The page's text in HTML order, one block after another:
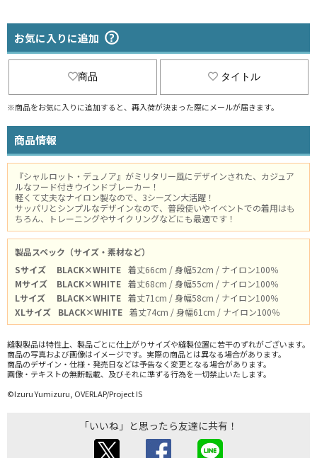
お気に入りに追加
商品 タイトル
※商品をお気に入りに追加すると、再入荷が決まった際にメールが届きます。
商品情報
『シャルロット・デュノア』がミリタリー風にデザインされた、カジュア
ルなフード付きウインドブレーカー！
軽くて丈夫なナイロン製なので、3シーズン大活躍！
サッパリとシンプルなデザインなので、普段使いやイベントでの着用はも
ちろん、トレーニングやサイクリングなどにも最適です！
製品スペック（サイズ・素材など）
Sサイズ
BLACK×WHITE
着丈66cm / 身幅52cm / ナイロン100％
Mサイズ
BLACK×WHITE
着丈68cm / 身幅55cm / ナイロン100％
Lサイズ
BLACK×WHITE
着丈71cm / 身幅58cm / ナイロン100％
XLサイズ
BLACK×WHITE 着丈74cm / 身幅61cm / ナイロン100％
縫製製品は特性上、製品ごとに仕上がりサイズや縫製位置に若干のずれがございます。
商品の写真および画像はイメージです。実際の商品とは異なる場合があります。
商品のデザイン・仕様・発売日などは予告なく変更となる場合があります。
画像・テキストの無断転載、及びそれに準ずる行為を一切禁止いたします。
©Izuru Yumizuru, OVERLAP/Project IS
「いいね」と思ったら友達に共有！